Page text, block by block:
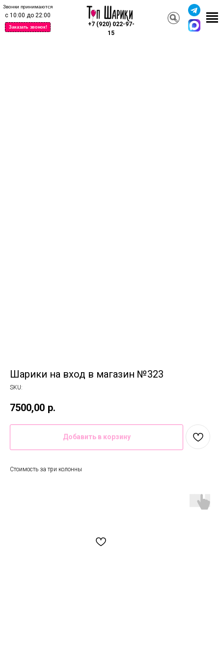
+7 (920) 022-97-
15
Заказать звонок!
Звонки принимаются
с 10:00 до 22:00
Шарики на вход в магазин №323
SKU:
7500,00 р.
Добавить в корзину
Стоимость за три колонны